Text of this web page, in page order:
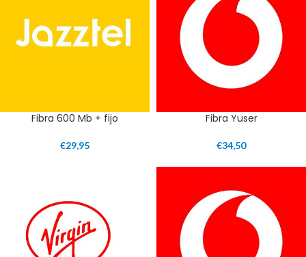
Fibra 600 Mb + fijo
€29,95
Fibra Yuser
€34,50